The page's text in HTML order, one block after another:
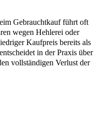
Gebrauchtkauf führt oft
wegen Hehlerei oder
Kaufpreis bereits als
in der Praxis über
vollständigen Verlust der